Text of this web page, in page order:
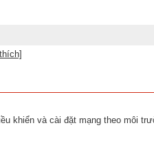
khiển và cài đặt mạng theo môi